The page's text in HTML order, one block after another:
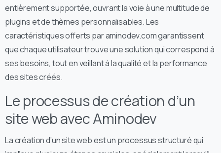
entièrement supportée, ouvrant la voie à une multitude de
plugins et de thèmes personnalisables. Les
caractéristiques offerts par aminodev.com garantissent
que chaque utilisateur trouve une solution qui correspond à
ses besoins, tout en veillant à la qualité et la performance
des sites créés.
Le processus de création d’un
site web avec Aminodev
La création d’un site web est un processus structuré qui